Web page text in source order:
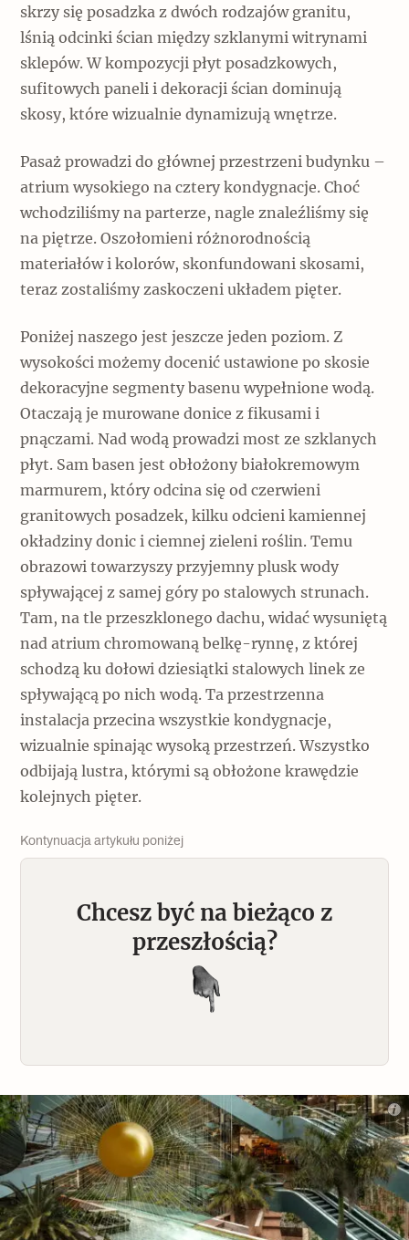
skrzy się posadzka z dwóch rodzajów granitu,
lśnią odcinki ścian między szklanymi witrynami
sklepów. W kompozycji płyt posadzkowych,
sufitowych paneli i dekoracji ścian dominują
skosy, które wizualnie dynamizują wnętrze.
Pasaż prowadzi do głównej przestrzeni budynku –
atrium wysokiego na cztery kondygnacje. Choć
wchodziliśmy na parterze, nagle znaleźliśmy się
na piętrze. Oszołomieni różnorodnością
materiałów i kolorów, skonfundowani skosami,
teraz zostaliśmy zaskoczeni układem pięter.
Poniżej naszego jest jeszcze jeden poziom. Z
wysokości możemy docenić ustawione po skosie
dekoracyjne segmenty basenu wypełnione wodą.
Otaczają je murowane donice z fikusami i
pnączami. Nad wodą prowadzi most ze szklanych
płyt. Sam basen jest obłożony białokremowym
marmurem, który odcina się od czerwieni
granitowych posadzek, kilku odcieni kamiennej
okładziny donic i ciemnej zieleni roślin. Temu
obrazowi towarzyszy przyjemny plusk wody
spływającej z samej góry po stalowych strunach.
Tam, na tle przeszklonego dachu, widać wysuniętą
nad atrium chromowaną belkę-rynnę, z której
schodzą ku dołowi dziesiątki stalowych linek ze
spływającą po nich wodą. Ta przestrzenna
instalacja przecina wszystkie kondygnacje,
wizualnie spinając wysoką przestrzeń. Wszystko
odbijają lustra, którymi są obłożone krawędzie
kolejnych pięter.
Kontynuacja artykułu poniżej
Chcesz być na bieżąco z
przeszłością?